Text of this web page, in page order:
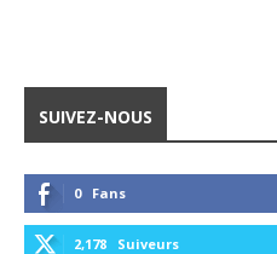
SUIVEZ-NOUS
0 Fans
2,178 Suiveurs